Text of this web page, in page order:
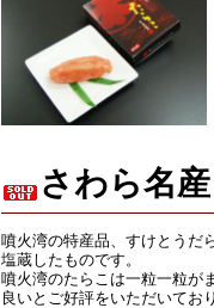
さわら名
噴火湾の特産品、すけとうだ
塩蔵したものです。
噴火湾のたらこは一粒一粒が
良いとご好評をいただいてお